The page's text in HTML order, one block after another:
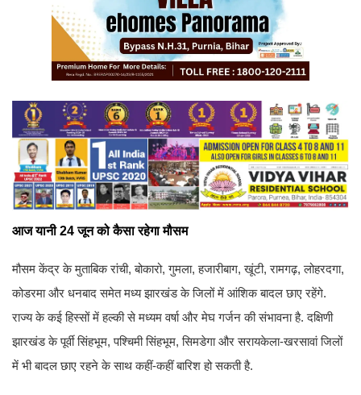
आज यानी 24 जून को कैसा रहेगा मौसम
मौसम केंद्र के मुताबिक रांची, बोकारो, गुमला, हजारीबाग, खूंटी, रामगढ़, लोहरदगा,
कोडरमा और धनबाद समेत मध्य झारखंड के जिलों में आंशिक बादल छाए रहेंगे.
राज्य के कई हिस्सों में हल्की से मध्यम वर्षा और मेघ गर्जन की संभावना है. दक्षिणी
झारखंड के पूर्वी सिंहभूम, पश्चिमी सिंहभूम, सिमडेगा और सरायकेला-खरसावां जिलों
में भी बादल छाए रहने के साथ कहीं-कहीं बारिश हो सकती है.